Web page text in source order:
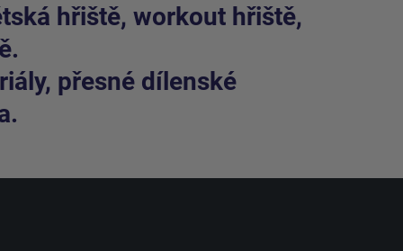
hřiště, workout hřiště,
přesné dílenské